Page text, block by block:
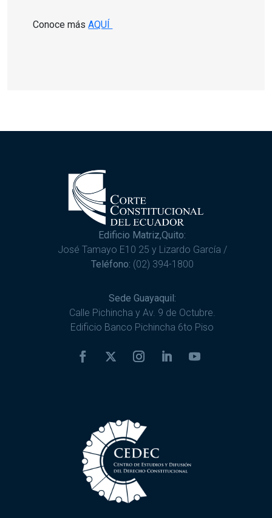
Conoce másAQUÍ
Edificio Matriz,Quito:
José Tamayo E10 25 y Lizardo García /
Teléfono: (02) 394-1800
Sede Guayaquil:
Calle Pichincha y Av. 9 de Octubre.
Edificio Banco Pichincha 6to Piso